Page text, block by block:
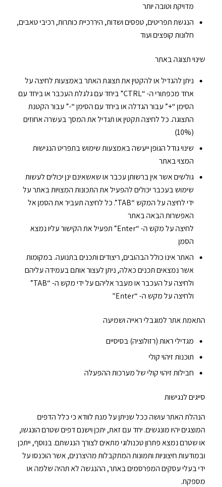
מדויקת וטובה יותר
הנגשת תפריטים, טפסים ושדות, היררכיית כותרות, רכיבי טאבים,
חלונות קופצים ועוד
שינוי תצוגה באתר
ניתן להגדיל או להקטין את תצוגת האתר באמצעות לחיצה על
אחד מכפתורי ה- “CTRL” ביחד עם גלגלת העכבר או ביחד עם
הסימן “+” עבור הגדלה או ביחד עם הסימן “-” עבור הקטנת
התצוגה. כל לחיצה תקטין או תגדיל את המסך בעשרה אחוזים
(10%)
שינוי גודל הגופן ייעשה באמצעות שימוש בתפריט הנגישות
המצוי באתר
גולשים אשר אין ברשותן עכבר או שאשאינם ינן יכולים לעשות
שימוש בעכבר יכולים להפעיל את התכונות המצויות באתר על
ידי לחיצה על המקש “TAB”. כל לחיצה תעביר את הסמן אל
האפשרות הבאה באתר
לחיצה על מקש ה- “Enter” תפעיל את הקישור עליו נמצא
הסמן
האתר אינו כולל הבהובים, ריצודים ותכנים בתנועה. במקומות
אשר נמצאים תכנים כאלה, ניתן לעצור אותם בעמידה עליהם
ולחיצה על העכבר או מעבר אליהם על ידי מקש ה- “TAB”
ולחיצה על מקש ה- “Enter"
התאמת אתר למוגבלי ראייה ושמיעה
מגדילי ראות (רזולוציה) בסיסיים
תוכנות זיהוי קולי
חבילות זיהוי קולי של מערכות ההפעלה
סייגים לנגישות
הנהלת האתר עושה ככל שניתן על מנת לוודא כי כלל הדפים
המוצגים יהיו מונגשים. יחד עם זאת, יתכן וישנם דפים שטרם הונגשו,
או שטרם נמצא פתרון טכנולוגי מתאים לצורך הנגשתם. בנוסף, ייתכן
ובמודעות חיצוניות ותמונות המתקבלות מהיצרנים, אשר הוכנסו על
ידי בעלי עסקים המפרסמים באתר, ההנגשה לא תהיה שלמה או
מספקת.